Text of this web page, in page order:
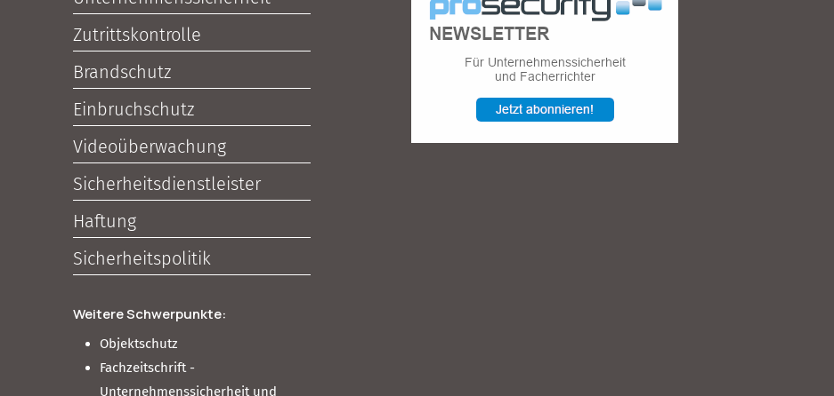
Zutrittskontrolle
Brandschutz
Einbruchschutz
Videoüberwachung
Sicherheitsdienstleister
Haftung
Sicherheitspolitik
Weitere Schwerpunkte:
Objektschutz
Fachzeitschrift -
Unternehmenssicherheit und